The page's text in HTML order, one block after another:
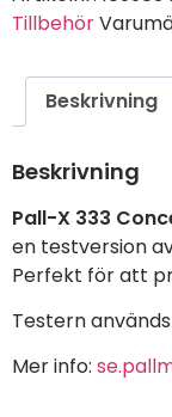
Tillbehör
Beskrivning
Beskrivning
Pall-X 333
en testversion
Perfekt för att
Testern
Mer info: